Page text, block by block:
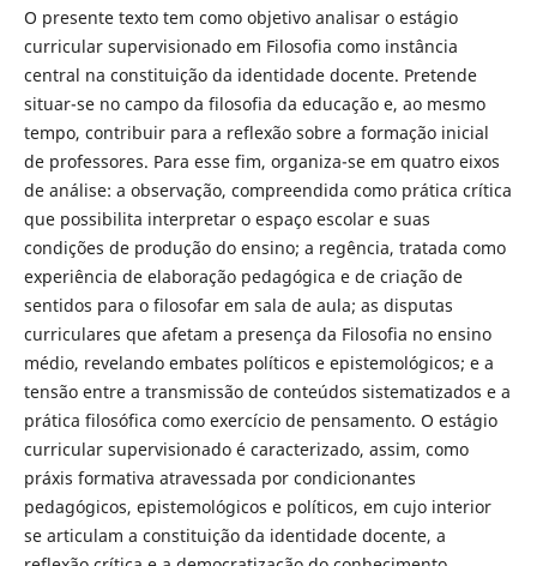
O presente texto tem como objetivo analisar o estágio
curricular supervisionado em Filosofia como instância
central na constituição da identidade docente. Pretende
situar-se no campo da filosofia da educação e, ao mesmo
tempo, contribuir para a reflexão sobre a formação inicial
de professores. Para esse fim, organiza-se em quatro eixos
de análise: a observação, compreendida como prática crítica
que possibilita interpretar o espaço escolar e suas
condições de produção do ensino; a regência, tratada como
experiência de elaboração pedagógica e de criação de
sentidos para o filosofar em sala de aula; as disputas
curriculares que afetam a presença da Filosofia no ensino
médio, revelando embates políticos e epistemológicos; e a
tensão entre a transmissão de conteúdos sistematizados e a
prática filosófica como exercício de pensamento. O estágio
curricular supervisionado é caracterizado, assim, como
práxis formativa atravessada por condicionantes
pedagógicos, epistemológicos e políticos, em cujo interior
se articulam a constituição da identidade docente, a